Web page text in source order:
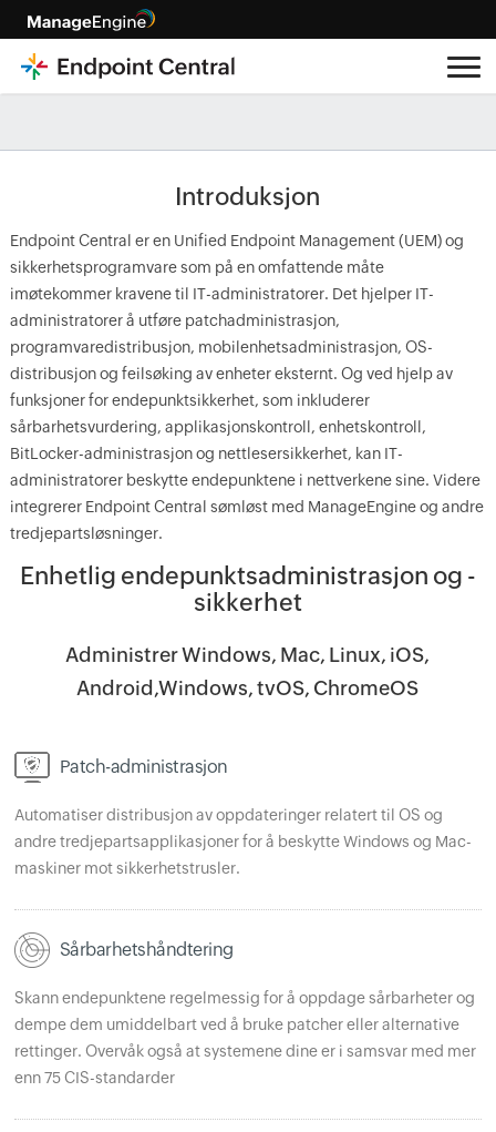
Introduksjon
Endpoint Central er en Unified Endpoint Management (UEM) og
sikkerhetsprogramvare som på en omfattende måte
imøtekommer kravene til IT-administratorer. Det hjelper IT-
administratorer å utføre patchadministrasjon,
programvaredistribusjon, mobilenhetsadministrasjon, OS-
distribusjon og feilsøking av enheter eksternt. Og ved hjelp av
funksjoner for endepunktsikkerhet, som inkluderer
sårbarhetsvurdering, applikasjonskontroll, enhetskontroll,
BitLocker-administrasjon og nettlesersikkerhet, kan IT-
administratorer beskytte endepunktene i nettverkene sine. Videre
integrerer Endpoint Central sømløst med ManageEngine og andre
tredjepartsløsninger.
Enhetlig endepunktsadministrasjon og -
sikkerhet
Administrer Windows, Mac, Linux, iOS,
Android,Windows, tvOS, ChromeOS
Patch-administrasjon
Automatiser distribusjon av oppdateringer relatert til OS og
andre tredjepartsapplikasjoner for å beskytte Windows og Mac-
maskiner mot sikkerhetstrusler.
Sårbarhetshåndtering
Skann endepunktene regelmessig for å oppdage sårbarheter og
dempe dem umiddelbart ved å bruke patcher eller alternative
rettinger. Overvåk også at systemene dine er i samsvar med mer
enn 75 CIS-standarder